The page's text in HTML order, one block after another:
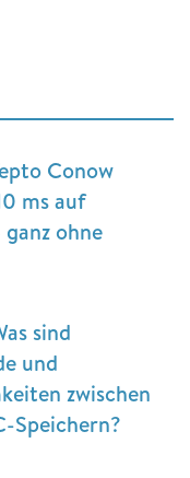
Conow
ms auf
ohne
sind
und
zwischen
Speichern?